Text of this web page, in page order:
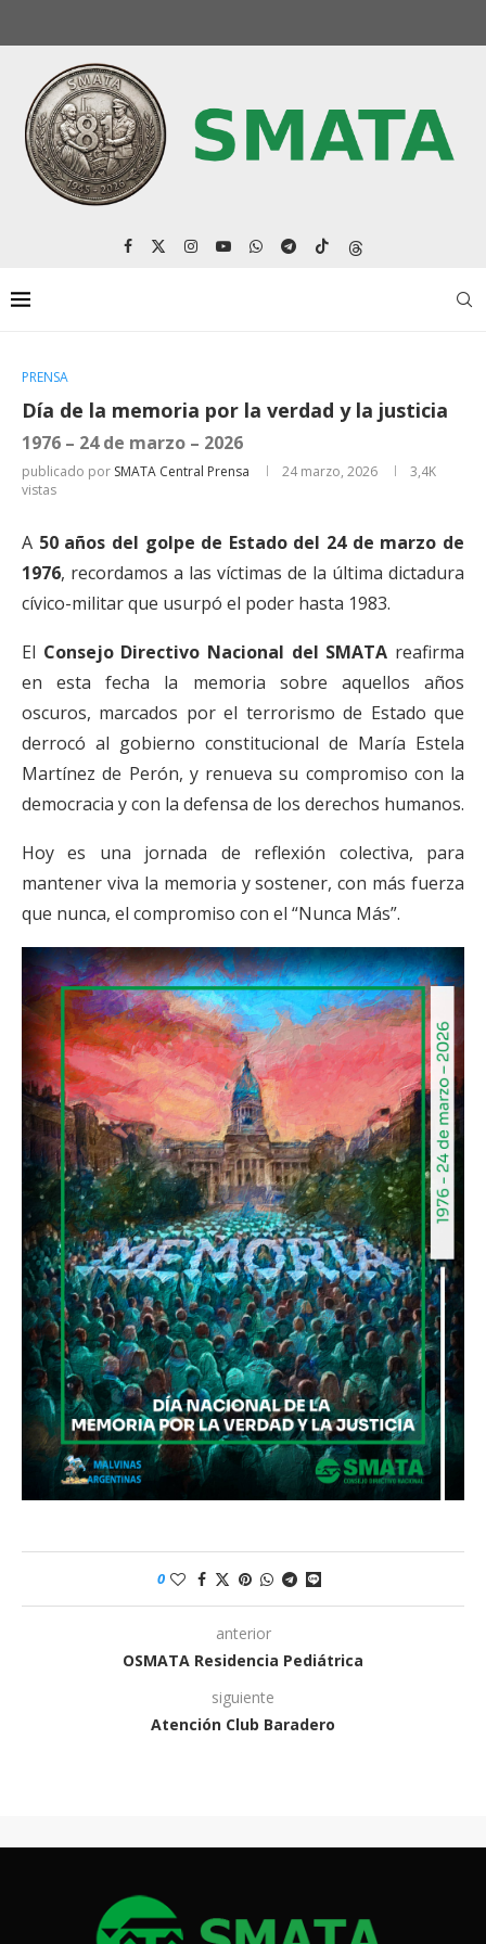
PRENSA
Día de la memoria por la verdad y la justicia
1976 – 24 de marzo – 2026
publicado por SMATA Central Prensa 24 marzo, 2026
3,4K
vistas
A 50 años del golpe de Estado del 24 de marzo de
1976, recordamos a las víctimas de la última dictadura
cívico-militar que usurpó el poder hasta 1983.
El Consejo Directivo Nacional del SMATA reafirma
en esta fecha la memoria sobre aquellos años
oscuros, marcados por el terrorismo de Estado que
derrocó al gobierno constitucional de María Estela
Martínez de Perón, y renueva su compromiso con la
democracia y con la defensa de los derechos humanos.
Hoy es una jornada de reflexión colectiva, para
mantener viva la memoria y sostener, con más fuerza
que nunca, el compromiso con el “Nunca Más”.
0
anterior
OSMATA Residencia Pediátrica
siguiente
Atención Club Baradero